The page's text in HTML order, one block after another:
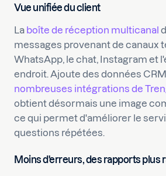
Vue unifiée du client
La boîte de réception multicanal
messages provenant de canaux
WhatsApp, le chat, Instagram et
endroit. Ajoute des données
nombreuses intégrations de
obtient désormais une image
ce qui permet d'améliorer le
questions répétées.
Moins d'erreurs, des rapports plus